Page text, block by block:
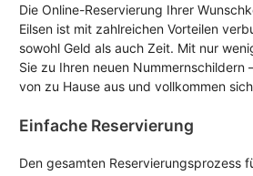
Die Online-Reservierung Ihrer
Eilsen ist mit zahlreichen Vorteilen
sowohl Geld als auch Zeit. Mit nur
Sie zu Ihren neuen Nummernschildern
von zu Hause aus und vollkommen
Einfache Reservierung
Den gesamten Reservierungsprozess